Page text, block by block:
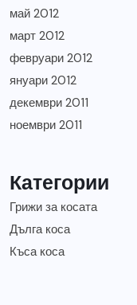
май 2012
март 2012
февруари 2012
януари 2012
декември 2011
ноември 2011
Категории
Грижи за косата
Дълга коса
Къса коса